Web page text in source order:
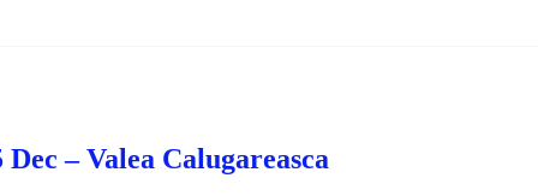
Dec – Valea Calugareasca